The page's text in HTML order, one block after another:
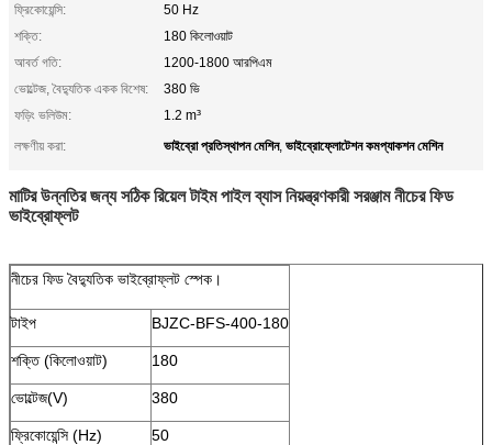
ফ্রিকোয়েন্সি:
50 Hz
শক্তি:
180 কিলোওয়াট
আবর্ত গতি:
1200-1800 আরপিএম
ভোল্টেজ, বৈদ্যুতিক একক বিশেষ:
380 ভি
ফড়িং ভলিউম:
1.2 m³
লক্ষণীয় করা:
ভাইব্রো প্রতিস্থাপন মেশিন, ভাইব্রোফ্লোটেশন কমপ্যাকশন মেশিন
মাটির উন্নতির জন্য সঠিক রিয়েল টাইম পাইল ব্যাস নিয়ন্ত্রণকারী সরঞ্জাম নীচের ফিড
ভাইব্রোফ্লট
নীচের ফিড বৈদ্যুতিক ভাইব্রোফ্লট স্পেক।
টাইপ BJZC-BFS-400-180
শক্তি (কিলোওয়াট) 180
ভোল্টেজ(V) 380
ফ্রিকোয়েন্সি (Hz) 50